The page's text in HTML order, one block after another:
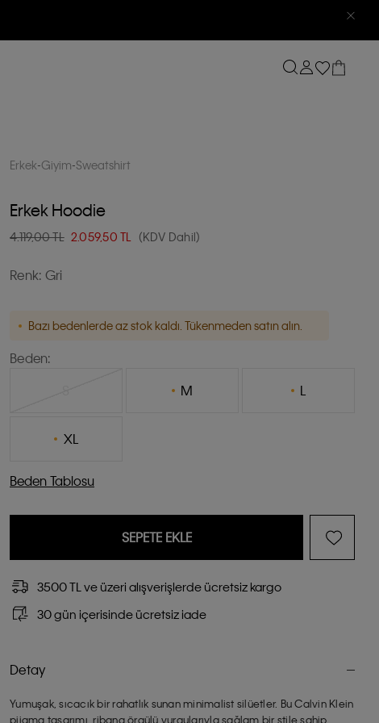
Erkek Giyim Sweatshirt
Erkek Hoodie
4.119,00 TL 2.059,50 TL (KDV Dahil)
Renk: Gri
Bazı bedenlerde az stok kaldı. Tükenmeden satın alın.
Beden:
M L
XL
Beden Tablosu
SEPETE EKLE
3500 TL ve üzeri alışverişlerde ücretsiz kargo
30 gün içerisinde ücretsiz iade
Detay
Yumuşak, sıcacık bir rahatlık sunan minimalist silüetler. Bu Calvin Klein
pijama tasarımı, ribana örgülü vurgularıyla sağlam bir stile sahip.